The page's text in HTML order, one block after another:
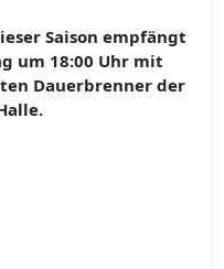
Saison empfängt
um 18:00 Uhr mit
Dauerbrenner der